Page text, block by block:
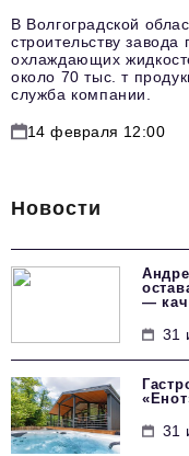
В Волгоградской
строительству
охлаждающих
около 70 тыс. т
служба компании.
14 февраля 12:00
Новости
—
31
31